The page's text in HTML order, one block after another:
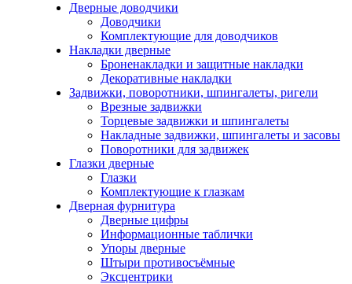
Дверные доводчики
Доводчики
Комплектующие для доводчиков
Накладки дверные
Броненакладки и защитные накладки
Декоративные накладки
Задвижки, поворотники, шпингалеты, ригели
Врезные задвижки
Торцевые задвижки и шпингалеты
Накладные задвижки, шпингалеты и засовы
Поворотники для задвижек
Глазки дверные
Глазки
Комплектующие к глазкам
Дверная фурнитура
Дверные цифры
Информационные таблички
Упоры дверные
Штыри противосъёмные
Эксцентрики